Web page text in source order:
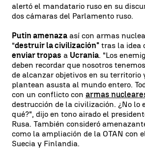
alertó el mandatario ruso en su
dos cámaras del Parlamento ruso.
Putin amenaza así con armas
"destruir la civilización" tras la idea
enviar tropas a Ucrania. "Los
deben recordar que nosotros
de alcanzar objetivos en su territorio
plantean asusta al mundo entero.
con un conflicto con armas
destrucción de la civilización. ¿No lo
qué?", dijo en tono airado el
Rusa. También consideró
como la ampliación de la OTAN con
Suecia y Finlandia.